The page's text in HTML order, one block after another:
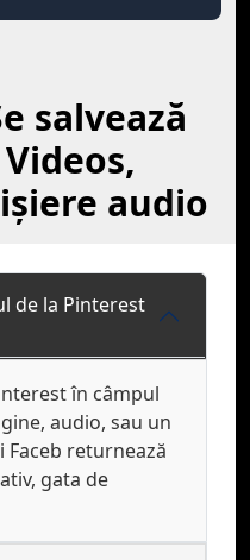
salvează
audio
de la Pinterest
în câmpul
audio, sau un
returnează
gata de